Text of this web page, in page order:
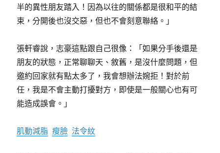
半的異性朋友踏入！因為以往的關係都是很和平的結
束，分開後也沒交惡，但也不會刻意聯絡。」
張軒睿說，志豪這點跟自己很像：「如果分手後還是
朋友的狀態，正常聊聊天、敘舊，是沒什麼問題，但
邀約回家就有點太多了，我會想辦法婉拒！對於前
任，我是不會主動打擾對方，即使是一般關心也有可
能造成誤會。」
肌動減脂 瘦臉 法令紋